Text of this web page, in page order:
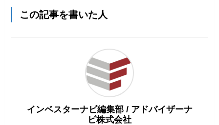
この記事を書いた人
インベスターナビ編集部 / アドバイザーナ
ビ株式会社